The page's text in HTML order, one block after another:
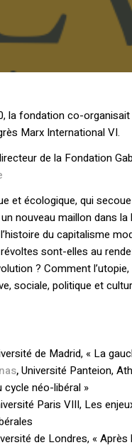
la fondation co-organisait
Marx International VI.
de la Fondation
et écologique, qui secoue
nouveau maillon dans la
du capitalisme
sont-elles au
? Comment
sociale, politique et
de Madrid, « La
,Université Panteion,
cycle néo-libéral »
Paris VIII, Les
de Londres, «